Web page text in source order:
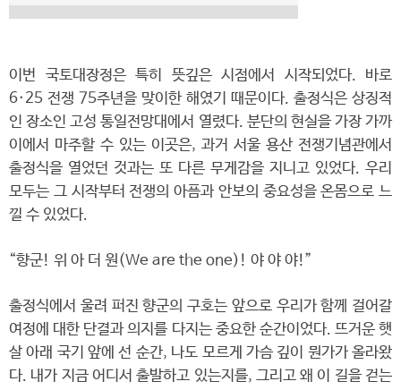
이번 국토대장정은 특히 뜻깊은 시점에서 시작되었다. 바로
6·25 전쟁 75주년을 맞이한 해였기 때문이다. 출정식은 상징적
인 장소인 고성 통일전망대에서 열렸다. 분단의 현실을 가장 가까
이에서 마주할 수 있는 이곳은, 과거 서울 용산 전쟁기념관에서
출정식을 열었던 것과는 또 다른 무게감을 지니고 있었다. 우리
모두는 그 시작부터 전쟁의 아픔과 안보의 중요성을 온몸으로 느
낄 수 있었다.
“향군! 위 아 더 원(We are the one)! 야 야 야!”
출정식에서 울려 퍼진 향군의 구호는 앞으로 우리가 함께 걸어갈
여정에 대한 단결과 의지를 다지는 중요한 순간이었다. 뜨거운 햇
살 아래 국기 앞에 선 순간, 나도 모르게 가슴 깊이 뭔가가 올라왔
다. 내가 지금 어디서 출발하고 있는지를, 그리고 왜 이 길을 걷는